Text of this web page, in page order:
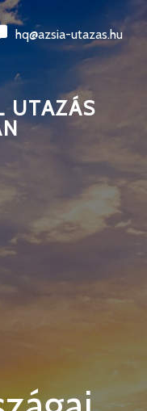
hq@azsia-utazas.hu
UTAZÁS